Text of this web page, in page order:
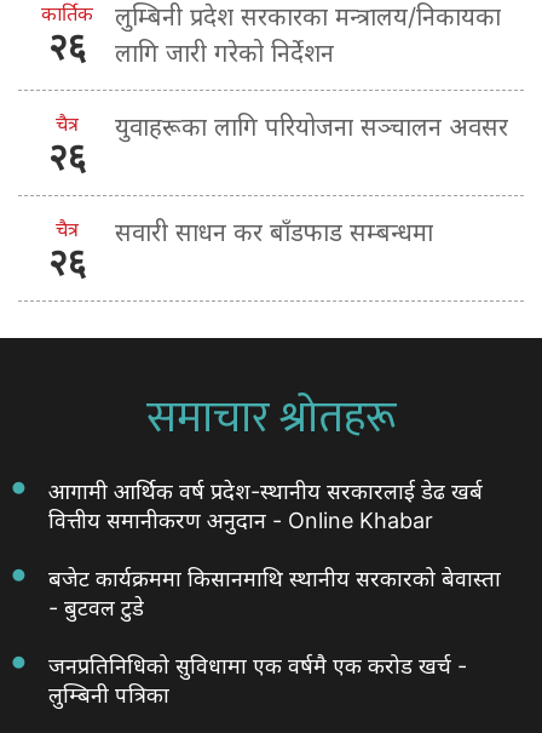
कार्तिक
२६
लुम्बिनी प्रदेश सरकारका मन्त्रालय/निकायका
लागि जारी गरेको निर्देशन
चैत्र
२६
युवाहरूका लागि परियोजना सञ्चालन अवसर
चैत्र
२६
सवारी साधन कर बाँडफाड सम्बन्धमा
समाचार श्रोतहरू
आगामी आर्थिक वर्ष प्रदेश-स्थानीय सरकारलाई डेढ खर्ब
वित्तीय समानीकरण अनुदान - Online Khabar
बजेट कार्यक्रममा किसानमाथि स्थानीय सरकारको बेवास्ता
- बुटवल टुडे
जनप्रतिनिधिको सुविधामा एक वर्षमै एक करोड खर्च -
लुम्बिनी पत्रिका